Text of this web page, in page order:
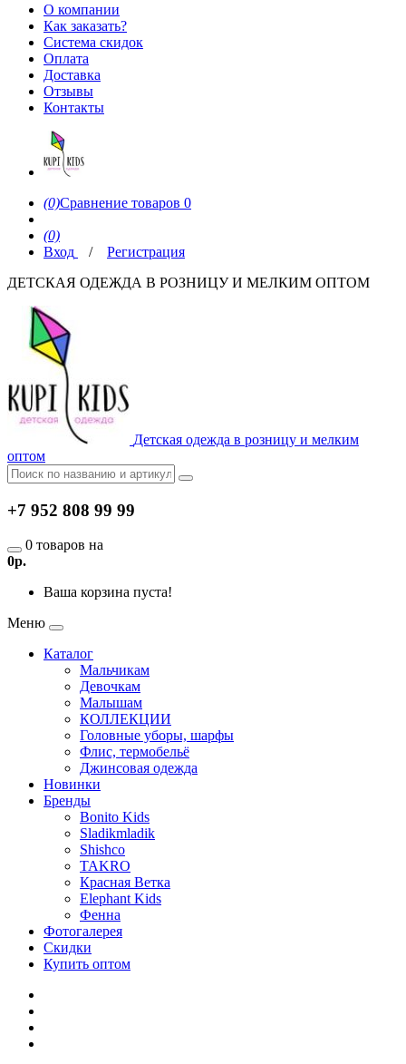
О компании
Как заказать?
Система скидок
Оплата
Доставка
Отзывы
Контакты
(0)Сравнение товаров 0
(0)
Вход
/
Регистрация
ДЕТСКАЯ ОДЕЖДА В РОЗНИЦУ И МЕЛКИМ ОПТОМ
Детская одежда в розницу и мелким
оптом
+7 952 808 99 99
0 товаров на
0р.
Ваша корзина пуста!
Меню
Каталог
Мальчикам
Девочкам
Малышам
КОЛЛЕКЦИИ
Головные уборы, шарфы
Флис, термобельё
Джинсовая одежда
Новинки
Бренды
Bonito Kids
Sladikmladik
Shishco
TAKRO
Красная Ветка
Elephant Kids
Фенна
Фотогалерея
Скидки
Купить оптом